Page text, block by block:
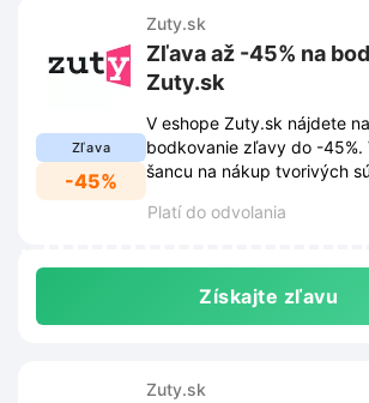
Zľava
-45%
Zuty.sk
Zľava až -45% na
Zuty.sk
V eshope Zuty.sk nájdete
bodkovanie zľavy do -45%.
šancu na nákup tvorivých
Platí do odvolania
Získajte zľavu
Zuty.sk